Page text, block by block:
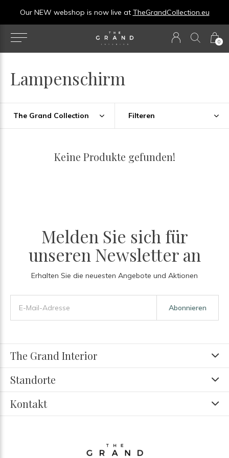
0
Our NEW webshop is now live at TheGrandCollection.eu
Lampenschirm
The Grand Collection Filteren
Keine Produkte gefunden!
Melden Sie sich für
unseren Newsletter an
Erhalten Sie die neuesten Angebote und Aktionen
Abonnieren
The Grand Interior
Standorte
Kontakt